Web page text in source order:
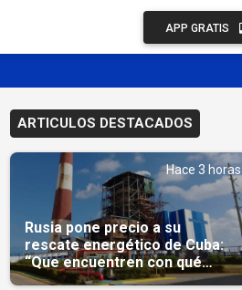
APP GRATIS
ARTICULOS DESTACADOS
Hace 3 horas
Rusia pone precio a su
rescate energético de Cuba:
“Que encuentren con qué
pagarnos”